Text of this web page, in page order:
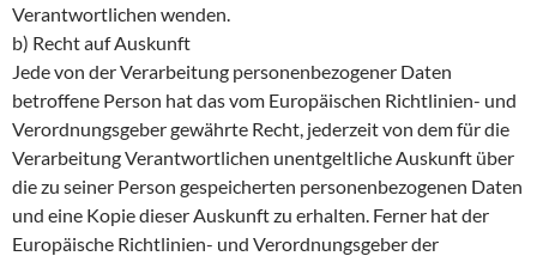
Verantwortlichen wenden.
b) Recht auf Auskunft
Jede von der Verarbeitung personenbezogener Daten
betroffene Person hat das vom Europäischen Richtlinien- und
Verordnungsgeber gewährte Recht, jederzeit von dem für die
Verarbeitung Verantwortlichen unentgeltliche Auskunft über
die zu seiner Person gespeicherten personenbezogenen Daten
und eine Kopie dieser Auskunft zu erhalten. Ferner hat der
Europäische Richtlinien- und Verordnungsgeber der